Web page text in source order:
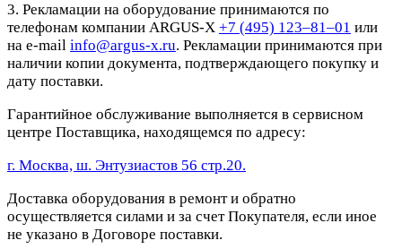
3. Рекламации на оборудование принимаются по
телефонам компании ARGUS-X +7 (495) 123–81–01 или
на e-mail info@argus-x.ru. Рекламации принимаются при
наличии копии документа, подтверждающего покупку и
дату поставки.
Гарантийное обслуживание выполняется в сервисном
центре Поставщика, находящемся по адресу:
г. Москва, ш. Энтузиастов 56 стр.20.
Доставка оборудования в ремонт и обратно
осуществляется силами и за счет Покупателя, если иное
не указано в Договоре поставки.